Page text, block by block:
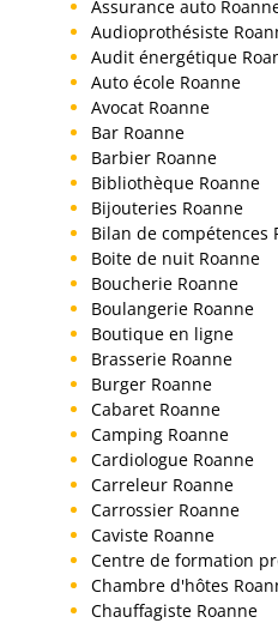
Assurance auto
Audioprothésiste
Audit énergétique
Auto école Roanne
Avocat Roanne
Bar Roanne
Barbier Roanne
Bibliothèque Roanne
Bijouteries Roanne
Bilan de compétences
Boite de nuit Roanne
Boucherie Roanne
Boulangerie Roanne
Boutique en ligne
Brasserie Roanne
Burger Roanne
Cabaret Roanne
Camping Roanne
Cardiologue Roanne
Carreleur Roanne
Carrossier Roanne
Caviste Roanne
Centre de formation
Chambre d'hôtes
Chauffagiste Roanne